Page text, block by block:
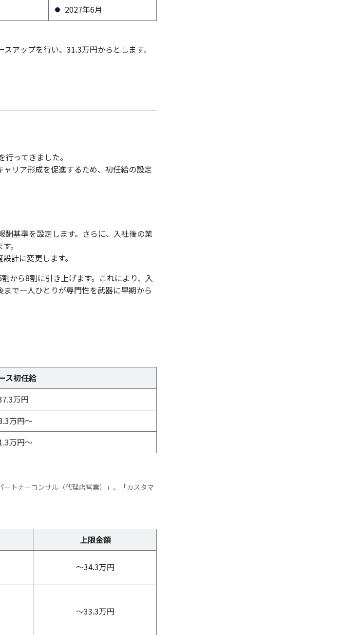
2027年6月
アップを行い、31.3万円からとします。
ってきました。
リア形成を促進するため、初任給の設定
基準を設定します。さらに、入社後の業
。
計に変更します。
から8割に引き上げます。これにより、入
で一人ひとりが専門性を武器に早期から
ス初任給
万円
万円～
万円～
ートナーコンサル（代理店営業）」、「カスタマ
上限金額
～34.3万円
～33.3万円